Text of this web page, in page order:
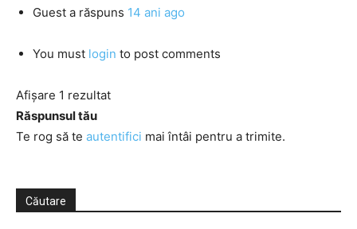
Guest a răspuns 14 ani ago
You must login to post comments
Afișare 1 rezultat
Răspunsul tău
Te rog să te autentifici mai întâi pentru a trimite.
Căutare